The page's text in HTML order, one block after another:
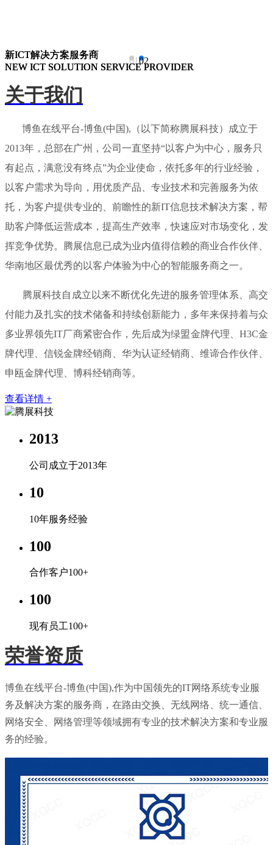
新ICT解决方案服务商
NEW ICT SOLUTION SERVICE PROVIDER
新ICT解决方案服务商
NEW ICT SOLUTION SERVICE PROVIDER
新ICT解决方案服务商
NEW ICT SOLUTION SERVICE PROVIDER
0102
关于我们
博鱼在线平台-博鱼(中国),（以下简称腾展科技）成立于
2013年，总部在广州，公司一直坚持“以客户为中心，服务只
有起点，满意没有终点”为企业使命，依托多年的行业经验，
以客户需求为导向，用优质产品、专业技术和完善服务为依
托，为客户提供专业的、前瞻性的新IT信息技术解决方案，帮
助客户降低运营成本，提高生产效率，快速应对市场变化，发
挥竞争优势。腾展信息已成为业内值得信赖的商业合作伙伴、
华南地区最优秀的以客户体验为中心的智能服务商之一。
腾展科技自成立以来不断优化先进的服务管理体系、高交
付能力及扎实的技术储备和持续创新能力，多年来保持着与众
多业界领先IT厂商紧密合作，先后成为绿盟金牌代理、H3C金
牌代理、信锐金牌经销商、华为认证经销商、维谛合作伙伴、
申瓯金牌代理、博科经销商等。
查看详情 +
2013
公司成立于2013年
10
10年服务经验
100
合作客户100+
100
现有员工100+
荣誉资质
博鱼在线平台-博鱼(中国),作为中国领先的IT网络系统专业服
务及解决方案的服务商，在路由交换、无线网络、统一通信、
网络安全、网络管理等领域拥有专业的技术解决方案和专业服
务的经验。